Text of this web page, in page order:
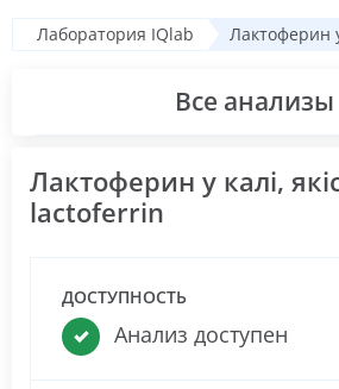
Лаборатория IQlab Лактоферин
Все анализы
Лактоферин у калі,
lactoferrin
ДОСТУПНОСТЬ
Анализ доступен